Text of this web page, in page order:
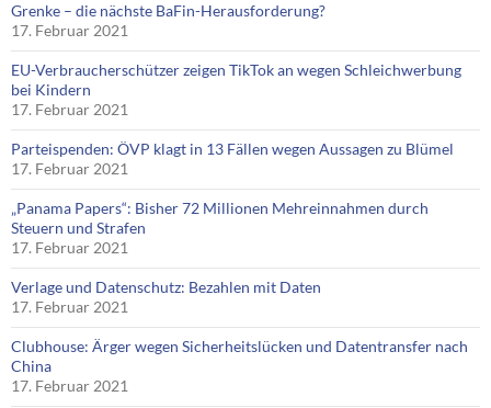
Grenke – die nächste BaFin-Herausforderung?
17. Februar 2021
EU-Verbraucherschützer zeigen TikTok an wegen Schleichwerbung
bei Kindern
17. Februar 2021
Parteispenden: ÖVP klagt in 13 Fällen wegen Aussagen zu Blümel
17. Februar 2021
„Panama Papers“: Bisher 72 Millionen Mehreinnahmen durch
Steuern und Strafen
17. Februar 2021
Verlage und Datenschutz: Bezahlen mit Daten
17. Februar 2021
Clubhouse: Ärger wegen Sicherheitslücken und Datentransfer nach
China
17. Februar 2021